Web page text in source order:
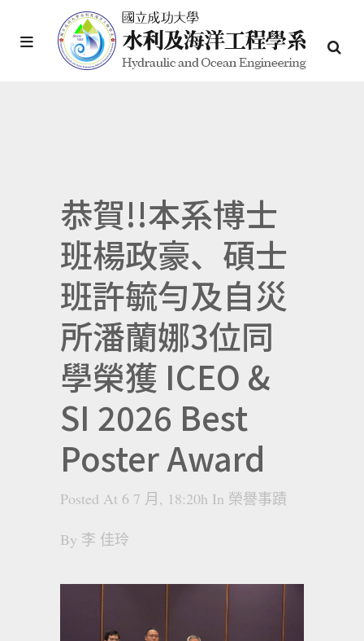
恭賀!!本系博士
班楊政豪、碩士
班許毓勻及自災
所潘蘭娜3位同
學榮獲 ICEO &
SI 2026 Best
Poster Award
Posted At 6 7 月, 18:20h In 榮譽事蹟
By 李 佳玲